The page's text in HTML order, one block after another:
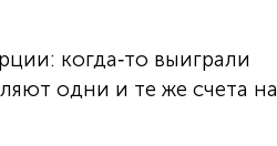
когда‑то выиграли
одни и те же счета на